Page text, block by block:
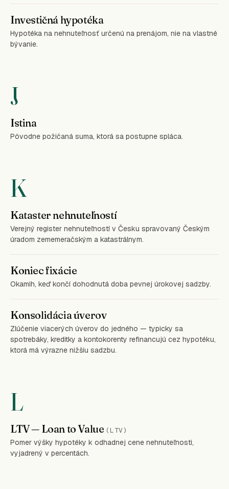
Investičná hypotéka
Hypotéka na nehnuteľnosť určenú na prenájom, nie na vlastné
bývanie.
J
Istina
Pôvodne požičaná suma, ktorá sa postupne spláca.
K
Kataster nehnuteľností
Verejný register nehnuteľností v Česku spravovaný Českým
úradom zememeračským a katastrálnym.
Koniec fixácie
Okamih, keď končí dohodnutá doba pevnej úrokovej sadzby.
Konsolidácia úverov
Zlúčenie viacerých úverov do jedného — typicky sa
spotrebáky, kreditky a kontokorenty refinancujú cez hypotéku,
ktorá má výrazne nižšiu sadzbu.
L
LTV — Loan to Value (LTV)
Pomer výšky hypotéky k odhadnej cene nehnuteľnosti,
vyjadrený v percentách.